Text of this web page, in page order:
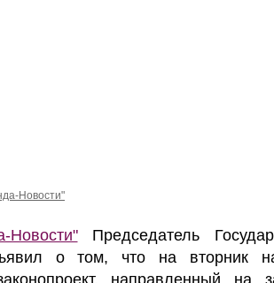
Новости"
Председатель
о том, что на вторник
направленный на